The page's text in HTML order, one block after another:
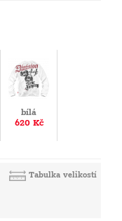
bílá
620 Kč
Tabulka velikostí